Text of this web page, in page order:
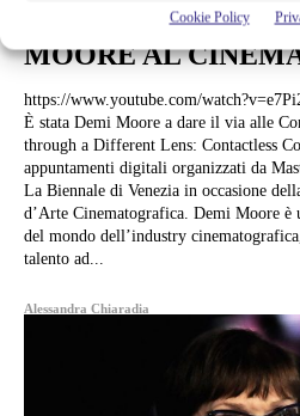
Cookie Policy
CONVERSAZIONE
MOORE AL
https://www.youtube.com/
È stata Demi Moore a dare il via alle
through a Different Lens: Contactless
appuntamenti digitali organizzati da
La Biennale di Venezia in occasione
d’Arte Cinematografica. Demi Moore è una delle attrici più affermate
del mondo dell’industry
talento ad...
Alessandra Chiaradia